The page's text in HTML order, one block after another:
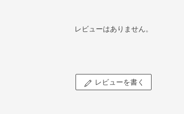
レビューはありません。
レビューを書く